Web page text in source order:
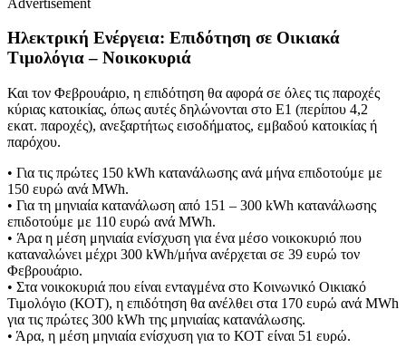
Ηλεκτρική Ενέργεια: Επιδότηση σε Οικιακά
Τιμολόγια – Νοικοκυριά
Και τον Φεβρουάριο, η επιδότηση θα αφορά σε όλες τις παροχές
κύριας κατοικίας, όπως αυτές δηλώνονται στο Ε1 (περίπου 4,2
εκατ. παροχές), ανεξαρτήτως εισοδήματος, εμβαδού κατοικίας ή
παρόχου.
• Για τις πρώτες 150 kWh κατανάλωσης ανά μήνα επιδοτούμε με
150 ευρώ ανά MWh.
• Για τη μηνιαία κατανάλωση από 151 – 300 kWh κατανάλωσης
επιδοτούμε με 110 ευρώ ανά MWh.
• Άρα η μέση μηνιαία ενίσχυση για ένα μέσο νοικοκυριό που
καταναλώνει μέχρι 300 kWh/μήνα ανέρχεται σε 39 ευρώ τον
Φεβρουάριο.
• Στα νοικοκυριά που είναι ενταγμένα στο Κοινωνικό Οικιακό
Τιμολόγιο (ΚΟΤ), η επιδότηση θα ανέλθει στα 170 ευρώ ανά MWh
για τις πρώτες 300 kWh της μηνιαίας κατανάλωσης.
• Άρα, η μέση μηνιαία ενίσχυση για το ΚΟΤ είναι 51 ευρώ.